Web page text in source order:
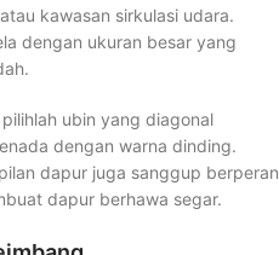
kawasan sirkulasi udara.
dengan ukuran besar yang
ubin yang diagonal
dengan warna dinding.
dapur juga sanggup berperan
dapur berhawa segar.